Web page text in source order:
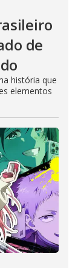
de
história que
elementos